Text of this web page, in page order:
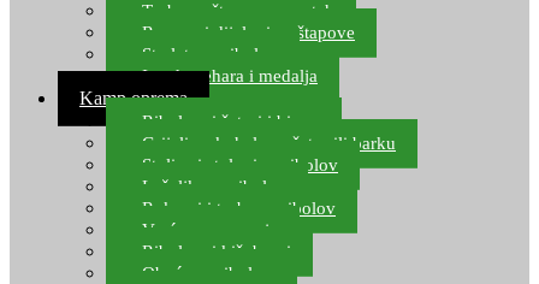
Torbe za štapove – match
Rezervni dijelovi za štapove
Starlete za ribolov
Izrada pehara i medalja
Kamp oprema
Ribolovni šatori i bivvy
Grijalice, kuhala za šator ili barku
Stolice i stolovi za ribolov
Ležaljke za ribolov
Ruksaci i torbe za ribolov
Vreće za spavanje
Ribolovni kišobrani
Obuća za ribolov